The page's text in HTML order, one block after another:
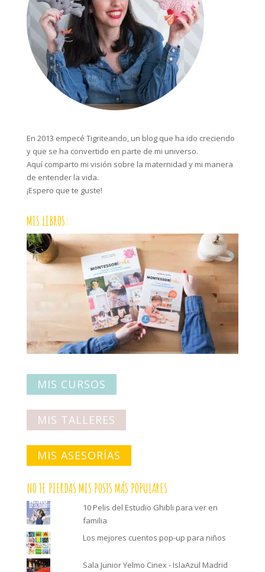
En 2013 empecé Tigriteando, un blog que ha ido creciendo
y que se ha convertido en parte de mi universo.
Aquí comparto mi visión sobre la maternidad y mi manera
de entender la vida.
¡Espero que te guste!
MIS LIBROS:
MIS CURSOS
MIS TALLERES
MIS ASESORÍAS
NO TE PIERDAS MIS POSTS MÁS POPULARES
10 Pelis del Estudio Ghibli para ver en
familia
Los mejores cuentos pop-up para niños
Sala Junior Yelmo Cinex - IslaAzul Madrid